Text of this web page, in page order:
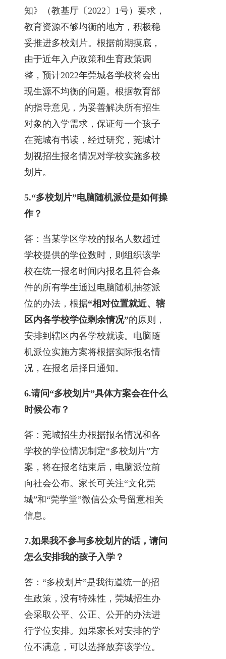
知》（教基厅〔2022〕1号）要求，
教育资源不够均衡的地方，积极稳
妥推进多校划片。根据前期摸底，
由于近年入户政策和生育政策调
整，预计2022年莞城各学校将会出
现生源不均衡的问题。根据教育部
的指导意见，为妥善解决所有招生
对象的入学需求，保证每一个孩子
在莞城有书读，经过研究，莞城计
划视招生报名情况对学校实施多校
划片。
5.“多校划片”电脑随机派位是如何操
作？
答：当某学区学校的报名人数超过
学校提供的学位数时，则组织该学
校在统一报名时间内报名且符合条
件的所有学生通过电脑随机抽签派
位的办法，根据“相对位置就近、辖
区内各学校学位剩余情况”的原则，
安排到辖区内各学校就读。电脑随
机派位实施方案将根据实际报名情
况，在报名后择日通知。
6.请问“多校划片”具体方案会在什么
时候公布？
答：莞城招生办根据报名情况和各
学校的学位情况制定“多校划片”方
案，将在报名结束后，电脑派位前
向社会公布。家长可关注“文化莞
城”和“莞学堂”微信公众号留意相关
信息。
7.如果我不参与多校划片的话，请问
怎么安排我的孩子入学？
答：“多校划片”是我街道统一的招
生政策，没有特殊性，莞城招生办
会采取公平、公正、公开的办法进
行学位安排。如果家长对安排的学
位不满意，可以选择放弃该学位。